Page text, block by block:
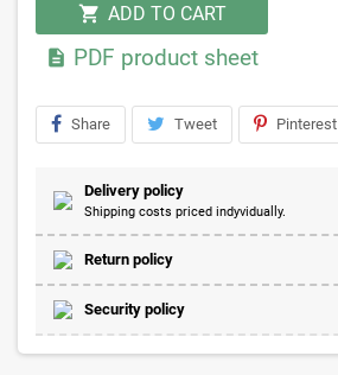
shopping_cart ADD TO CART
 PDF product sheet
Share Tweet Pinterest
Delivery policy
Shipping costs priced indyvidually.
Return policy
Security policy